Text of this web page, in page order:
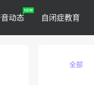
动态 自闭症教育
全部